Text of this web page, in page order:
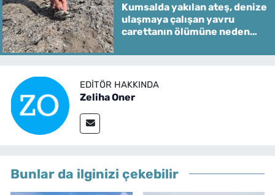
Kumsalda yakılan ateş, denize
ulaşmaya çalışan yavru
carettanın ölümüne neden
EDITÖR HAKKINDA
Zeliha Oner
Bunlar da ilginizi çekebilir